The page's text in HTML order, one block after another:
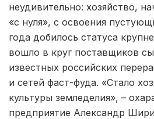
неудивительно: хозяйство,
«с нуля», с освоения
года добилось статуса
вошло в круг поставщиков
известных российских
и сетей фаст-фуда. «Стало
культуры земледелия», –
предприятие Александр